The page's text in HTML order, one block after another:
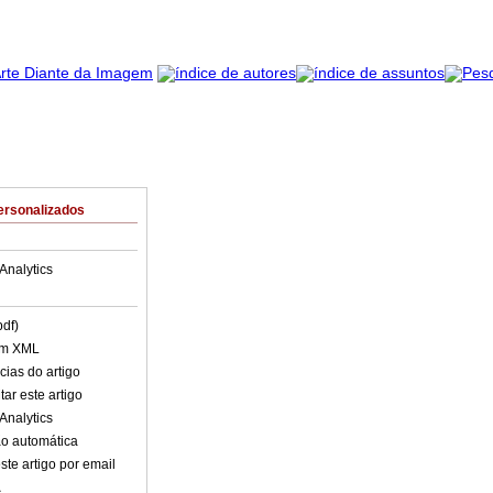
XML
do artigo
este artigo
automática
artigo por email